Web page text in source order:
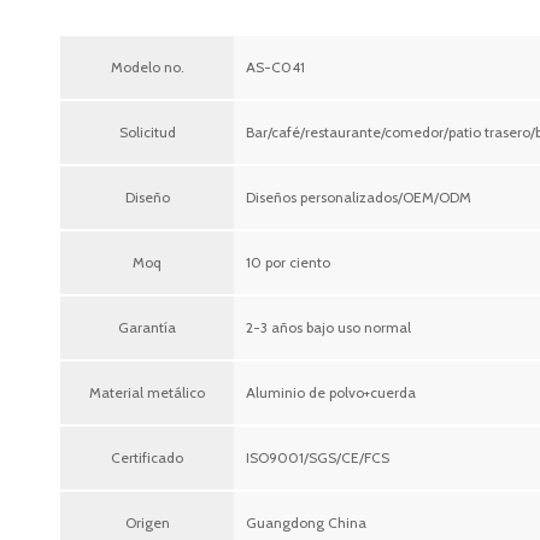
Modelo no. AS-C041
Solicitud Bar/café/restaurante/comedor/patio trasero/
Diseño Diseños personalizados/OEM/ODM
Moq 10 por ciento
Garantía 2-3 años bajo uso normal
Material metálico Aluminio de polvo+cuerda
Certificado ISO9001/SGS/CE/FCS
Origen Guangdong China